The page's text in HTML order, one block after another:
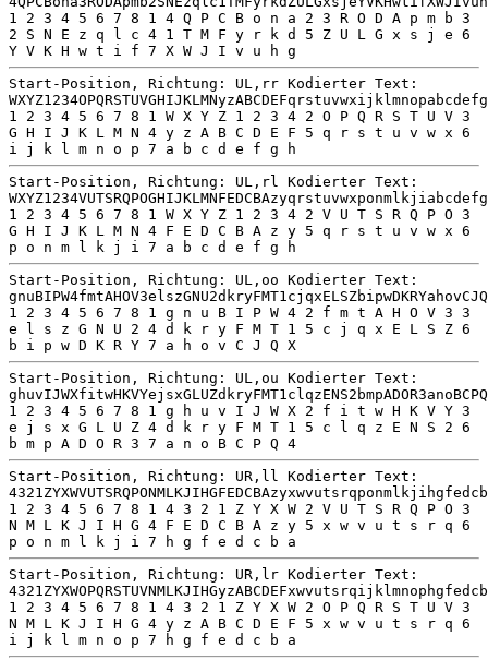
1 2 3 4 5 6 7 8 1 4 Q P C B o n a 2 3 R O D A p m b 3
2 S N E z q l c 4 1 T M F y r k d 5 Z U L G x s j e 6
Y V K H w t i f 7 X W J I v u h g
Start-Position, Richtung: UL,rr Kodierter Text:
1 2 3 4 5 6 7 8 1 W X Y Z 1 2 3 4 2 O P Q R S T U V 3
G H I J K L M N 4 y z A B C D E F 5 q r s t u v w x 6
i j k l m n o p 7 a b c d e f g h
Start-Position, Richtung: UL,rl Kodierter Text:
1 2 3 4 5 6 7 8 1 W X Y Z 1 2 3 4 2 V U T S R Q P O 3
G H I J K L M N 4 F E D C B A z y 5 q r s t u v w x 6
p o n m l k j i 7 a b c d e f g h
Start-Position, Richtung: UL,oo Kodierter Text:
1 2 3 4 5 6 7 8 1 g n u B I P W 4 2 f m t A H O V 3 3
e l s z G N U 2 4 d k r y F M T 1 5 c j q x E L S Z 6
b i p w D K R Y 7 a h o v C J Q X
Start-Position, Richtung: UL,ou Kodierter Text:
1 2 3 4 5 6 7 8 1 g h u v I J W X 2 f i t w H K V Y 3
e j s x G L U Z 4 d k r y F M T 1 5 c l q z E N S 2 6
b m p A D O R 3 7 a n o B C P Q 4
Start-Position, Richtung: UR,ll Kodierter Text:
1 2 3 4 5 6 7 8 1 4 3 2 1 Z Y X W 2 V U T S R Q P O 3
N M L K J I H G 4 F E D C B A z y 5 x w v u t s r q 6
p o n m l k j i 7 h g f e d c b a
Start-Position, Richtung: UR,lr Kodierter Text:
1 2 3 4 5 6 7 8 1 4 3 2 1 Z Y X W 2 O P Q R S T U V 3
N M L K J I H G 4 y z A B C D E F 5 x w v u t s r q 6
i j k l m n o p 7 h g f e d c b a